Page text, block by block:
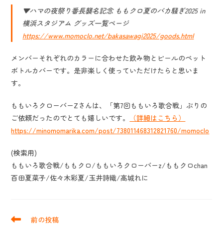
▼ハマの夜祭り番長襲名記念 ももクロ夏のバカ騒ぎ2025 in
横浜スタジアム グッズ一覧ページ
https://www.momoclo.net/bakasawagi2025/goods.html
メンバーそれぞれのカラーに合わせた飲み物とビールのペット
ボトルカバーです。是非楽しく使っていただけたらと思いま
す。
ももいろクローバーZさんは、「第7回ももいろ歌合戦」ぶりの
ご依頼だったのでとても嬉しいです。
（詳細はこちら）
https://minomomarika.com/post/738011468312821760/momoclo
(検索用)
ももいろ歌合戦/ももクロ/ももいろクローバーz/ももクロchan
百田夏菜子/佐々木彩夏/玉井詩織/高城れに
そ
前の投稿